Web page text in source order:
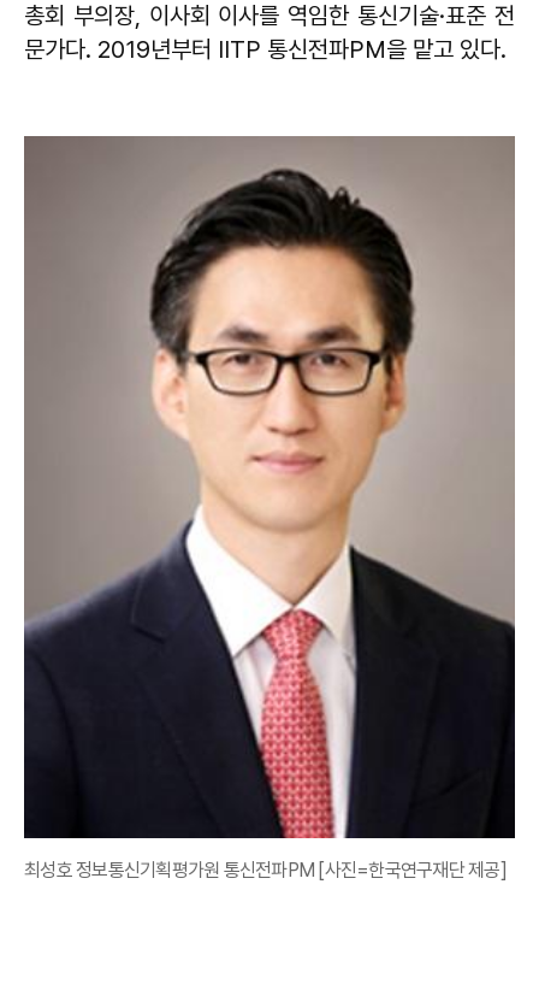
총회 부의장, 이사회 이사를 역임한 통신기술·표준 전
문가다. 2019년부터 IITP 통신전파PM을 맡고 있다.
최성호 정보통신기획평가원 통신전파PM [사진=한국연구재단 제공]